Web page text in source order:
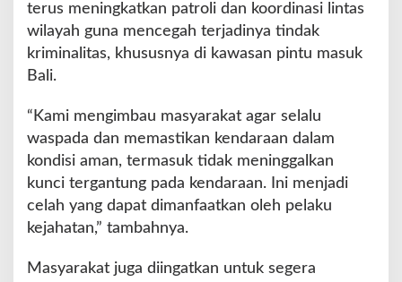
terus meningkatkan patroli dan koordinasi lintas
wilayah guna mencegah terjadinya tindak
kriminalitas, khususnya di kawasan pintu masuk
Bali.
“Kami mengimbau masyarakat agar selalu
waspada dan memastikan kendaraan dalam
kondisi aman, termasuk tidak meninggalkan
kunci tergantung pada kendaraan. Ini menjadi
celah yang dapat dimanfaatkan oleh pelaku
kejahatan,” tambahnya.
Masyarakat juga diingatkan untuk segera